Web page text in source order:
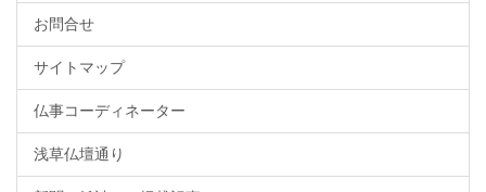
お問合せ
サイトマップ
仏事コーディネーター
浅草仏壇通り